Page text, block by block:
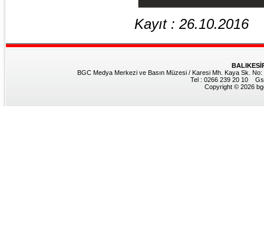
Kayıt : 26.10.2016
BGC Medya Merkezi ve Basın Müzesi / Karesi Mh. Kaya Sk.
Tel : 0266 239 20 10
Copyright © 2026